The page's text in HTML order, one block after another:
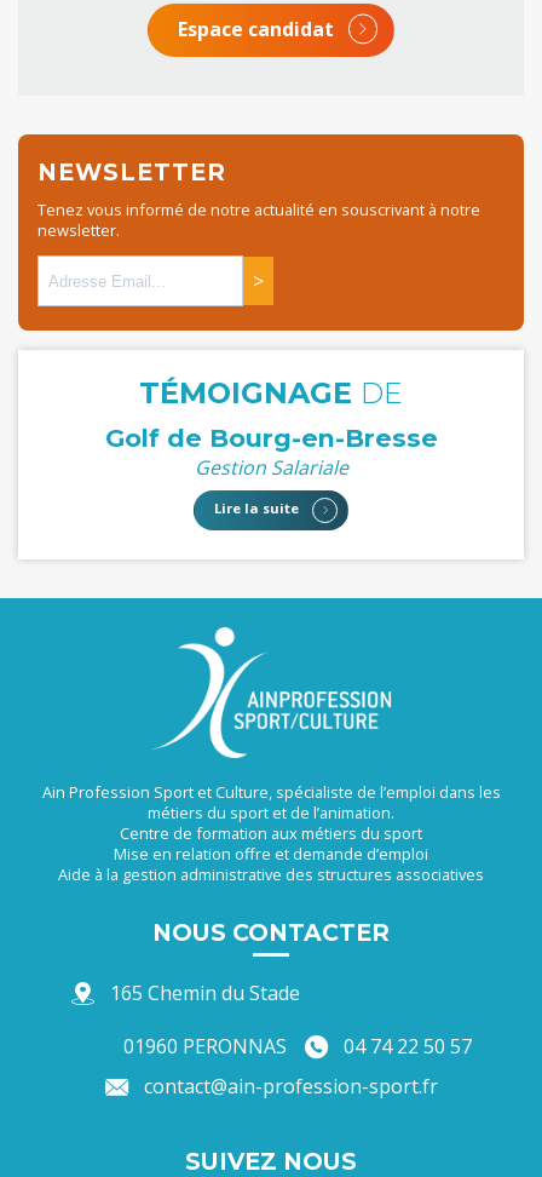
Espace candidat
NEWSLETTER
Tenez vous informé de notre actualité en souscrivant à notre
newsletter.
>
TÉMOIGNAGE DE
Golf de Bourg-en-Bresse
Gestion Salariale
Lire la suite
Ain Profession Sport et Culture, spécialiste de l’emploi dans les
métiers du sport et de l’animation.
Centre de formation aux métiers du sport
Mise en relation offre et demande d’emploi
Aide à la gestion administrative des structures associatives
NOUS CONTACTER
165 Chemin du Stade
01960 PERONNAS
04 74 22 50 57
contact@ain-profession-sport.fr
SUIVEZ NOUS